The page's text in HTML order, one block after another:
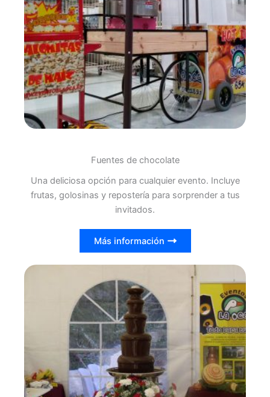
Fuentes de chocolate
Una deliciosa opción para cualquier evento. Incluye
frutas, golosinas y repostería para sorprender a tus
invitados.
Más información